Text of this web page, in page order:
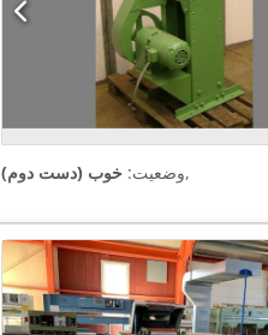
وضعیت: خوب (دست دوم) ,